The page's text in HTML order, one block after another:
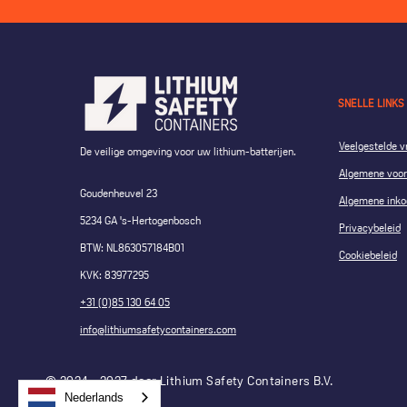
De veilige omgeving voor uw lithium-batterijen.
Goudenheuvel 23
5234 GA 's-Hertogenbosch
BTW: NL863057184B01
KVK: 83977295
+31 (0)85 130 64 05
info@lithiumsafetycontainers.com
SNELLE LINKS
Veelgestelde
Algemene
Algemene
Privacybeleid
Cookiebeleid
© 2024 - 2027 door Lithium Safety Containers B.V.
Nederlands